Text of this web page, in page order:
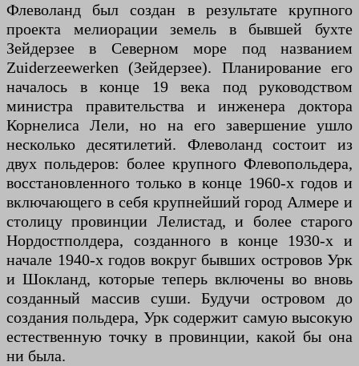
Флеволанд был создан в результате крупного
проекта мелиорации земель в бывшей бухте
Зейдерзее в Северном море под названием
Zuiderzeewerken (Зейдерзее). Планирование его
началось в конце 19 века под руководством
министра правительства и инженера доктора
Корнелиса Лели, но на его завершение ушло
несколько десятилетий. Флеволанд состоит из
двух польдеров: более крупного Флевопольдера,
восстановленного только в конце 1960-х годов и
включающего в себя крупнейший город Алмере и
столицу провинции Лелистад, и более старого
Нордостполдера, созданного в конце 1930-х и
начале 1940-х годов вокруг бывших островов Урк
и Шокланд, которые теперь включены во вновь
созданный массив суши. Будучи островом до
создания польдера, Урк содержит самую высокую
естественную точку в провинции, какой бы она
ни была.